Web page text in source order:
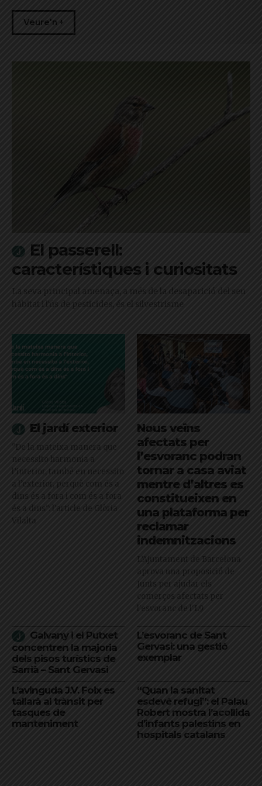
Veure'n +
El passerell:
característiques i curiositats
La seva principal amenaça, a més de la desaparició del seu
hàbitat i l'ús de pesticides, és el silvestrisme
El jardí exterior
"De la mateixa manera que
necessito harmonia a
l’interior, també en necessito
a l’exterior, perquè com és a
dins és a fora i com és a fora
és a dins": l'article de Glòria
Vilalta
Nous veïns
afectats per
l’esvoranc podran
tornar a casa aviat
mentre d’altres es
constitueixen en
una plataforma per
reclamar
indemnitzacions
L’Ajuntament de Barcelona
aprova una proposició de
Junts per ajudar els
comerços afectats per
l'esvoranc de l'L9
Galvany i el Putxet
concentren la majoria
dels pisos turístics de
Sarrià – Sant Gervasi
L’esvoranc de Sant
Gervasi: una gestió
exemplar
L’avinguda J.V. Foix es
tallarà al trànsit per
tasques de
manteniment
“Quan la sanitat
esdevé refugi”: el Palau
Robert mostra l’acollida
d’infants palestins en
hospitals catalans